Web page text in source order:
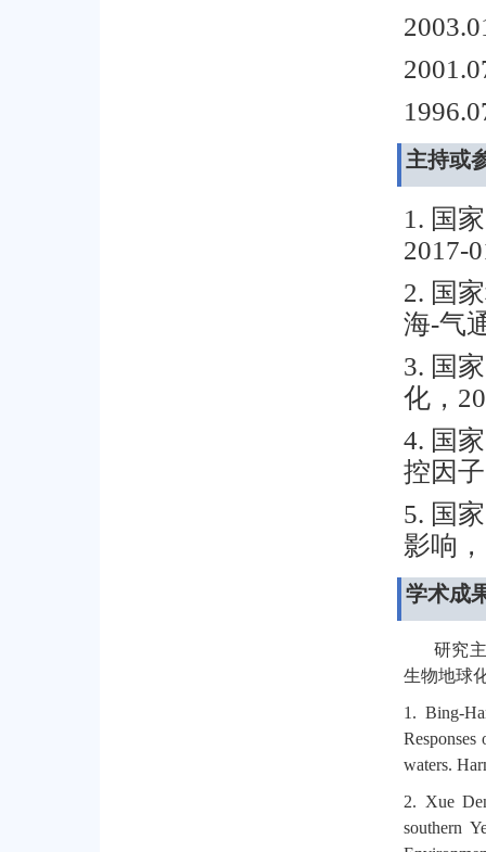
主持或
1. 国
2017-
2. 国
海-气
3. 国
化，
4. 国
控因
5. 国
影响，
学术成
研究
生物地球
1. Bing-
waters.
2. Xue
southern